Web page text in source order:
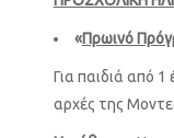
«Πρωινό
Για παιδιά από
αρχές της